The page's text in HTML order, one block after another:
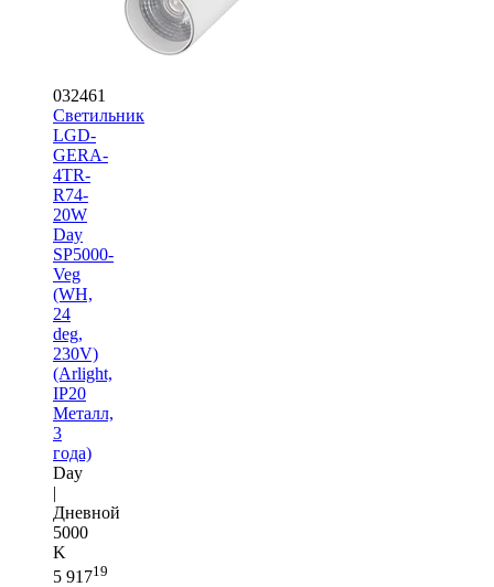
032461
Светильник
LGD-
GERA-
4TR-
R74-
20W
Day
SP5000-
Veg
(WH,
24
deg,
230V)
(Arlight,
IP20
Металл,
3
года)
Day
|
Дневной
5000
K
5 91719